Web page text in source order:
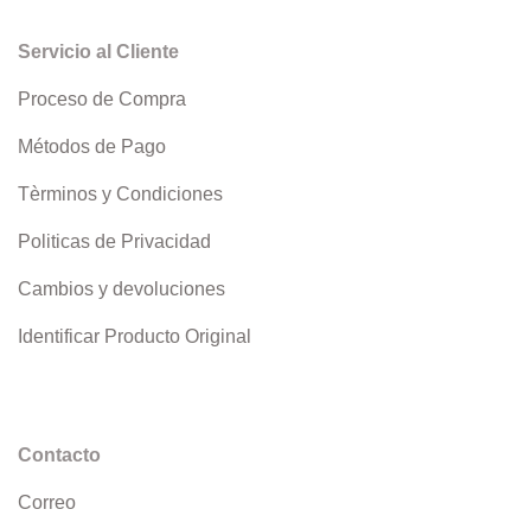
Servicio al Cliente
Proceso de Compra
Métodos de Pago
Tèrminos y Condiciones
Politicas de Privacidad
Cambios y devoluciones
Identificar Producto Original
Contacto
Correo